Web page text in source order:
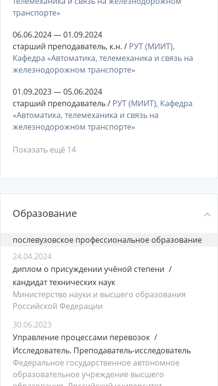
транспорте»
06.06.2024 — 01.09.2024
старший преподаватель, к.н. / РУТ (МИИТ),
Кафедра «Автоматика, телемеханика и связь на
железнодорожном транспорте»
01.09.2023 — 05.06.2024
старший преподаватель / РУТ (МИИТ), Кафедра
«Автоматика, телемеханика и связь на
железнодорожном транспорте»
Показать ещё 14
Образование
послевузовское профессиональное образование
24.04.2024
диплом о присуждении учёной степени
кандидат технических наук
Министерство науки и высшего образования
Российской Федерации
30.06.2023
Управление процессами перевозок
Исследователь. Преподаватель-исследователь
Федеральное государственное автономное
образовательное учреждение высшего